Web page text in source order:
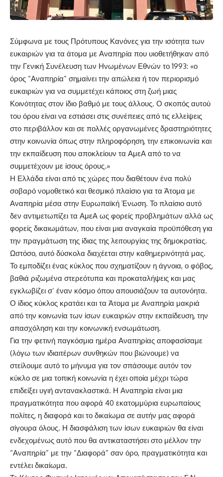
Σύμφωνα με τους Πρότυπους Κανόνες για την ισότητα των
ευκαιριών για τα άτομα με Αναπηρία που υιοθετήθηκαν από
την Γενική Συνέλευση των Ηνωμένων Εθνών το 1993: «ο
όρος “Αναπηρία” σημαίνει την απώλεια ή τον περιορισμό
ευκαιριών για να συμμετέχει κάποιος στη ζωή μιας
Κοινότητας στον ίδιο βαθμό με τους άλλους. Ο σκοπός αυτού
του όρου είναι να εστιάσει στις συνέπειες από τις ελλείψεις
στο περιβάλλον και σε πολλές οργανωμένες δραστηριότητες
στην κοινωνία όπως στην πληροφόρηση, την επικοινωνία και
την εκπαίδευση που αποκλείουν τα ΑμεΑ από το να
συμμετέχουν με ίσους όρους.»
Η Ελλάδα είναι από τις χώρες που διαθέτουν ένα πολύ
σοβαρό νομοθετικό και θεσμικό πλαίσιο για τα Άτομα με
Αναπηρία μέσα στην Ευρωπαϊκή Ένωση. Το πλαίσιο αυτό
δεν αντιμετωπίζει τα ΑμεΑ ως φορείς προβλημάτων αλλά ως
φορείς δικαιωμάτων, που είναι μια αναγκαία προϋπόθεση για
την πραγμάτωση της ίδιας της λειτουργίας της δημοκρατίας.
Ωστόσο, αυτό δύσκολα διαχέεται στην καθημερινότητά μας.
Το εμποδίζει ένας κύκλος που σχηματίζουν η άγνοια, ο φόβος,
βαθιά ριζωμένα στερεότυπα και προκαταλήψεις και μας
εγκλωβίζει σ’ έναν κόσμο όπου απουσιάζουν τα αυτονόητα.
Ο ίδιος κύκλος κρατάει και τα Άτομα με Αναπηρία μακριά
από την κοινωνία των ίσων ευκαιριών στην εκπαίδευση, την
απασχόληση και την κοινωνική ενσωμάτωση.
Για την φετινή παγκόσμια ημέρα Αναπηρίας αποφασίσαμε
(λόγω των ιδιαιτέρων συνθηκών που βιώνουμε) να
στείλουμε αυτό το μήνυμα για τον σπάσουμε αυτόν τον
κύκλο σε μια τοπική κοινωνία η έχει οποία μέχρι τώρα
επιδείξει υγιή αντανακλαστικά. Η Αναπηρία είναι μια
πραγματικότητα που αφορά 40 εκατομμύρια ευρωπαίους
πολίτες, η διαφορά και το δικαίωμα σε αυτήν μας αφορά
σίγουρα όλους. Η διασφάλιση των ίσων ευκαιριών θα είναι
ενδεχομένως αυτό που θα αντικαταστήσει στο μέλλον την
“Αναπηρία” με την “Διαφορά” σαν όρο, πραγματικότητα και
εντέλει δικαίωμα.